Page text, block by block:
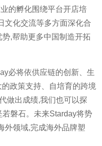
的孵化围绕平台开店培
文化交流等多方面深化合
,帮助更多中国制造开拓
必将依供应链的创新、生
的政策支持、自培育的跨境
做出成绩,我们也可以探
磐石。未来Starday将势
外领域,完成海外品牌塑